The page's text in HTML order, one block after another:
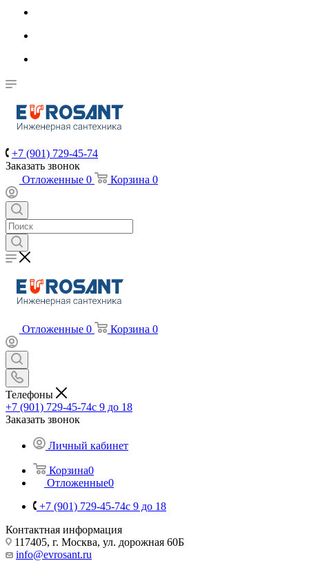
+7 (901) 729-45-74
Заказать звонок
Отложенные 0 Корзина 0
Отложенные 0 Корзина 0
Телефоны
+7 (901) 729-45-74c 9 до 18
Заказать звонок
Личный кабинет
Корзина0
Отложенные0
+7 (901) 729-45-74c 9 до 18
Контактная информация
117405, г. Москва, ул. дорожная 60Б
info@evrosant.ru